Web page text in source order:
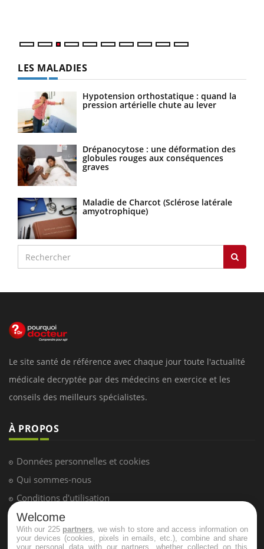
LES MALADIES
Hypotension orthostatique : quand la
pression artérielle chute au lever
Drépanocytose : une déformation des
globules rouges aux conséquences
graves
Maladie de Charcot (Sclérose latérale
amyotrophique)
Le site santé de référence avec chaque jour toute l'actualité
médicale decryptée par des médecins en exercice et les
conseils des meilleurs spécialistes.
À PROPOS
Données personnelles et cookies
Qui sommes-nous
Conditions d'utilisation
Plan du site
Mentions Légales
Welcome
With our 225 partners , we wish to store and access information on
your devices (cookies, pixels in emails, etc.), combine and share
your personal data with our partners, whether collected on this